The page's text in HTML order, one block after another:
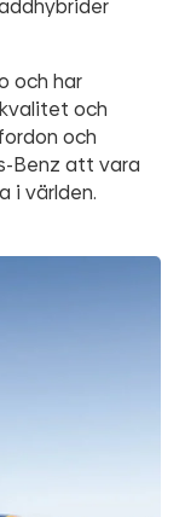
och har
och
och
Benz att vara
i världen.